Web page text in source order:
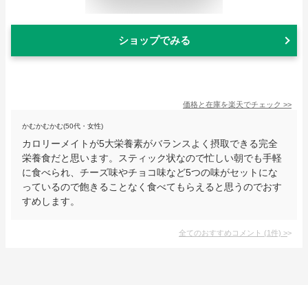
ショップでみる
価格と在庫を楽天でチェック >>
かむかむかむ(50代・女性)
カロリーメイトが5大栄養素がバランスよく摂取できる完全
栄養食だと思います。スティック状なので忙しい朝でも手軽
に食べられ、チーズ味やチョコ味など5つの味がセットにな
っているので飽きることなく食べてもらえると思うのでおす
すめします。
全てのおすすめコメント (1件) >